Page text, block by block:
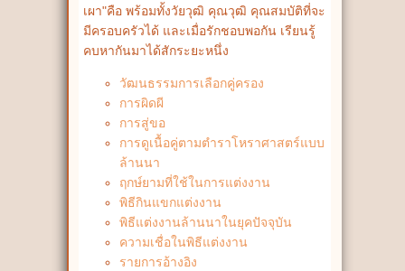
เผา"คือ พร้อมทั้งวัยวุฒิ คุณวุฒิ คุณสมบัติที่จะ
มีครอบครัวได้ และเมื่อรักชอบพอกัน เรียนรู้
คบหากันมาได้สักระยะหนึ่ง
วัฒนธรรมการเลือกคู่ครอง
การผิดผี
การสู่ขอ
การดูเนื้อคู่ตามตำราโหราศาสตร์แบบ
ล้านนา
ฤกษ์ยามที่ใช้ในการแต่งงาน
พิธีกินแขกแต่งงาน
พิธีแต่งงานล้านนาในยุคปัจจุบัน
ความเชื่อในพิธีแต่งงาน
รายการอ้างอิง